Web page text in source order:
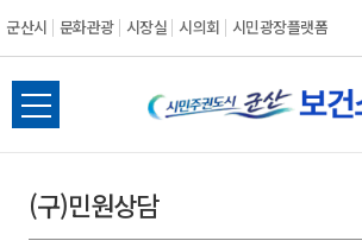
군산시 문화관광 시장실 시의회 시민광장플랫폼
군
산
전
체
뉴
열
(구)민원상담